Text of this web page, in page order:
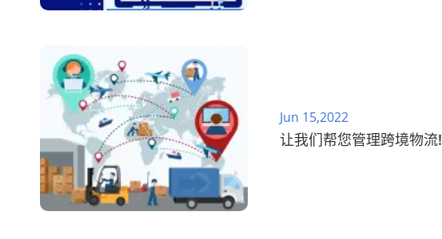
Jun 15,2022
让我们帮您管理跨境物流!